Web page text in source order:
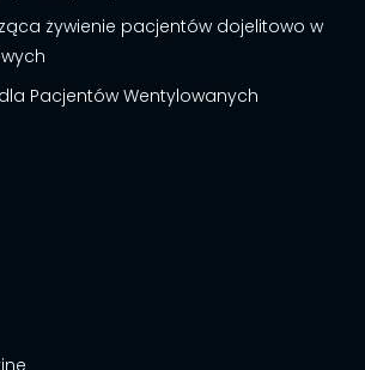
żywienie pacjentów dojelitowo w
Pacjentów Wentylowanych